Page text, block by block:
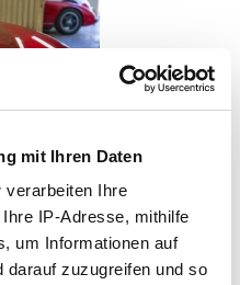
mit Ihren Daten
verarbeiten Ihre
IP-Adresse, mithilfe
um Informationen auf
darauf zuzugreifen und so